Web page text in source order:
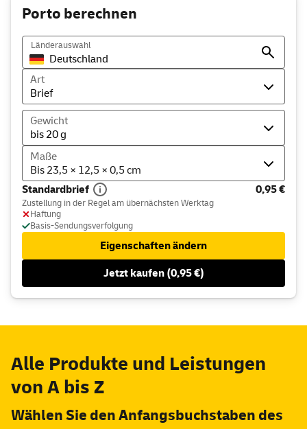
Porto berechnen
Länderauswahl
Art
Brief
Gewicht
bis 20 g
Maße
Bis 23,5 × 12,5 × 0,5 cm
Standardbrief
0,95 €
Zustellung in der Regel am übernächsten Werktag
Haftung
Basis-Sendungsverfolgung
Eigenschaften ändern
Jetzt kaufen (0,95 €)
Alle Produkte und Leistungen
von A bis Z
Wählen Sie den Anfangsbuchstaben des